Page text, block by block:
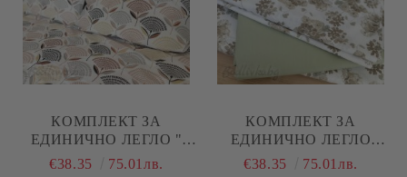
КОМПЛЕКТ ЗА
ЕДИНИЧНО ЛЕГЛО "
ЗЛАТЕН ЛИСТ"
€38.35 75.01лв.
КОМПЛЕКТ ЗА
ЕДИНИЧНО ЛЕГЛО
"БЕЖОВИ ЦВЕТЯ"
€38.35 75.01лв.